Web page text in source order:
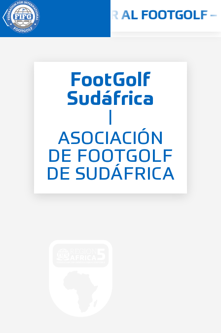
2025 JUGAR AL FOOTGOLF –
Campeonato Mundial
Quiénes somos
Concursos
Reglamento
FootGolf
Sudáfrica
ASOCIACIÓN
DE FOOTGOLF
DE SUDÁFRICA